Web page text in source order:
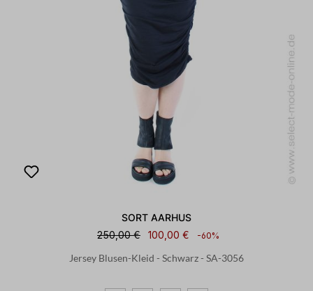
SORT AARHUS
250,00 €
100,00 € -60%
Jersey Blusen-Kleid - Schwarz - SA-3056